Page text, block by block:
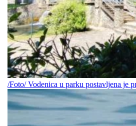
/Foto/ Vodenica u parku postavljena je